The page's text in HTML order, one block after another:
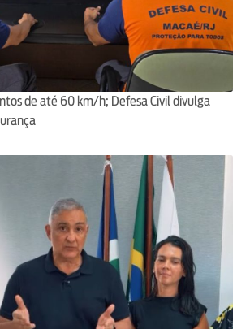
de até 60 km/h; Defesa Civil divulga